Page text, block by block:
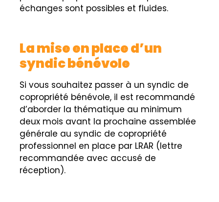
échanges sont possibles et fluides.
La mise en place d’un
syndic bénévole
Si vous souhaitez passer à un syndic de
copropriété bénévole, il est recommandé
d’aborder la thématique au minimum
deux mois avant la prochaine assemblée
générale au syndic de copropriété
professionnel en place par LRAR (lettre
recommandée avec accusé de
réception).